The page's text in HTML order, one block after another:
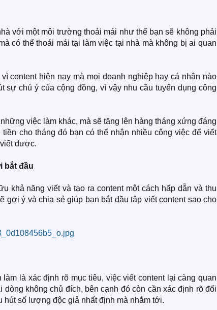
với một môi trường thoải mái như thế bạn sẽ không phải
có thể thoái mái tại làm việc tại nhà mà không bị ai quan
content hiện nay mà mọi doanh nghiệp hay cá nhân nào
sự chú ý của cộng đồng, vì vậy nhu cầu tuyển dụng công
việc làm khác, mà sẽ tăng lên hàng tháng xứng đáng
cho tháng đó bạn có thể nhận nhiều công việc để viết
được.
bắt đầu
khả năng viết và tạo ra content một cách hấp dẫn và thu
gợi ý và chia sẻ giúp bạn bắt đầu tập viết content sao cho
là xác định rõ mục tiêu, việc viết content lại càng quan
không chủ đích, bên cạnh đó còn cần xác định rõ đối
số lượng độc giả nhất định mà nhắm tới.